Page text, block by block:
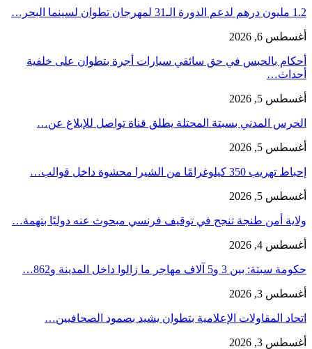
1.2 مليون درهم لدعم الدورة الـ31 لمهرجان تطوان لسينما البحر…
أغسطس 6, 2026
أحكام بالحبس في حق سائقي سيارات أجرة بتطوان على خلفية
أحداث…
أغسطس 5, 2026
الحرس المدني بسبتة المحتلة يطلق قناة تواصل للإبلاغ عن…
أغسطس 5, 2026
إحباط تهريب 350 كيلوغرامًا من الشيرا محشوة داخل قوالب…
أغسطس 5, 2026
ولاية أمن طنجة تنجح في توقيف فرنسي مبحوث عنه دوليًا بتهمة…
أغسطس 4, 2026
حكومة سبتة: بين 3 و5 آلاف مهاجر ما زالوا داخل المدينة و862…
أغسطس 3, 2026
اتحاد المقاولات الإعلامية بتطوان يشيد بصمود الصحافيين…
أغسطس 3, 2026